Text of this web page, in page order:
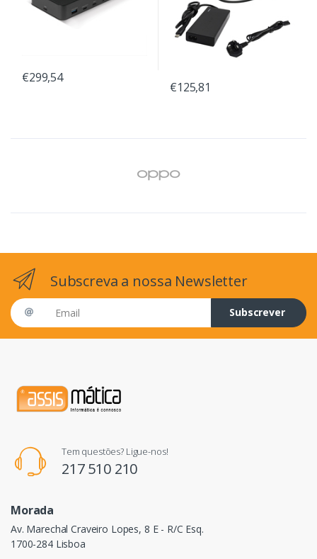
€299,54
€125,81
Subscreva a nossa Newsletter
Email address
Subscrever
Tem questões? Ligue-nos!
217 510 210
Morada
Av. Marechal Craveiro Lopes, 8 E - R/C Esq.
1700-284 Lisboa